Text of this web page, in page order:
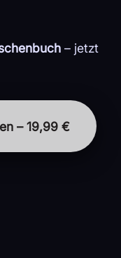
– jetzt
– 19,99 €